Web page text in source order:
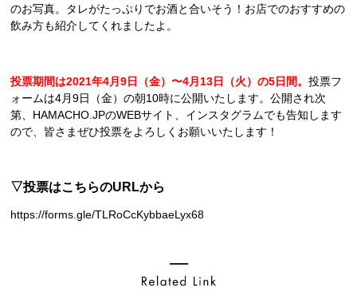
のお写真。タレがたっぷりでお酒と合いそう！お店でのおすすめの
飲み方も紹介してくれましたよ。
投票期間は2021年4月9日（金）〜4月13日（火）の5日間。投票フ
ォームは4月9日（金）の朝10時に公開いたします。公開され次
第、HAMACHO.JPのWEBサイト、インスタグラムでも告知します
ので、皆さまぜひ投票をよろしくお願いいたします！
▽投票はこちらのURLから
https://forms.gle/TLRoCcKybbaeLyx68